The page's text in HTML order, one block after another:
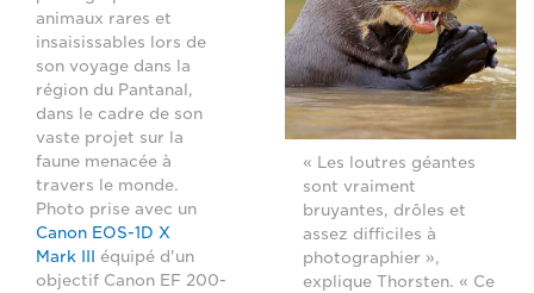
animaux rares et
insaisissables lors de
son voyage dans la
région du Pantanal,
dans le cadre de son
vaste projet sur la
faune menacée à
travers le monde.
Photo prise avec un
Canon EOS-1D X
Mark III
équipé d'un
objectif Canon EF 200-
« Les loutres géantes
sont vraiment
bruyantes, drôles et
assez difficiles à
photographier »,
explique Thorsten. « Ce